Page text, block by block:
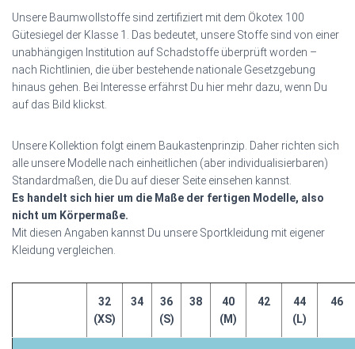
Unsere Baumwollstoffe sind zertifiziert mit dem Ökotex 100
Gütesiegel der Klasse 1. Das bedeutet, unsere Stoffe sind von einer
unabhängigen Institution auf Schadstoffe überprüft worden –
nach Richtlinien, die über bestehende nationale Gesetzgebung
hinaus gehen. Bei Interesse erfährst Du hier mehr dazu, wenn Du
auf das Bild klickst.
Unsere Kollektion folgt einem Baukastenprinzip. Daher richten sich
alle unsere Modelle nach einheitlichen (aber individualisierbaren)
Standardmaßen, die Du auf dieser Seite einsehen kannst.
Es handelt sich hier um die Maße der fertigen Modelle, also
nicht um Körpermaße.
Mit diesen Angaben kannst Du unsere Sportkleidung mit eigener
Kleidung vergleichen.
32
(XS)
34
36
(S)
38
40
(M)
42
44
(L)
46